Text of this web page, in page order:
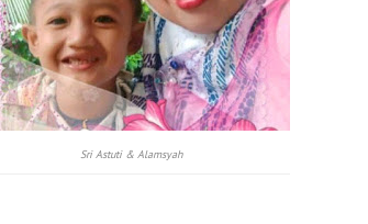
Sri Astuti & Alamsyah